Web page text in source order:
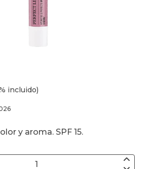
incluido)
y aroma. SPF 15.